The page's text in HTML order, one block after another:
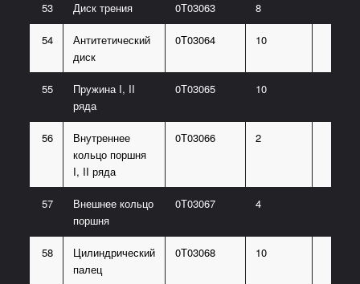
53 Диск трения 0Т03063 8
54
Антитетический
диск
0Т03064 10
55
Пружина I, II
ряда
0Т03065 10
56
Внутреннее
кольцо поршня
I, II ряда
0Т03066 2
57
Внешнее кольцо
поршня
0Т03067 4
58
Цилиндрический
палец
0Т03068 10